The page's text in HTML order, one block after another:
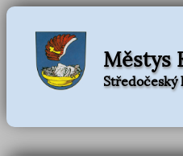
Městys
Středočeský